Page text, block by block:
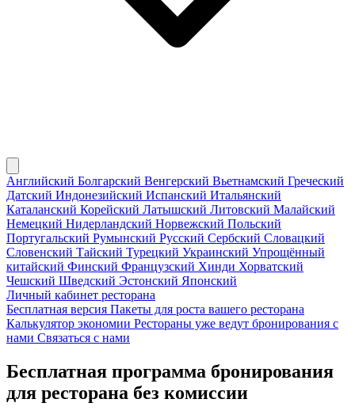
Английский Болгарский Венгерский Вьетнамский Греческий
Датский Индонезийский Испанский Итальянский
Каталанский Корейский Латышский Литовский Малайский
Немецкий Нидерландский Норвежский Польский
Португальский Румынский Русский Сербский Словацкий
Словенский Тайский Турецкий Украинский Упрощённый
китайский Финский Французский Хинди Хорватский
Чешский Шведский Эстонский Японский
Личный кабинет ресторана
Бесплатная версия Пакеты для роста вашего ресторана
Калькулятор экономии Рестораны уже ведут бронирования с
нами Связаться с нами
Бесплатная программа бронирования
для ресторана без комиссии